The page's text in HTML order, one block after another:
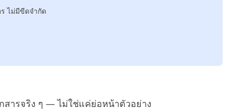
ไม่มีขีดจำกัด
สารจริง ๆ — ไม่ใช่แค่ย่อหน้าตัวอย่าง